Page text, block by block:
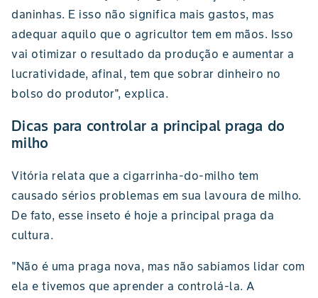
daninhas. E isso não significa mais gastos, mas
adequar aquilo que o agricultor tem em mãos. Isso
vai otimizar o resultado da produção e aumentar a
lucratividade, afinal, tem que sobrar dinheiro no
bolso do produtor", explica.
Dicas para controlar a principal praga do
milho
Vitória relata que a cigarrinha-do-milho tem
causado sérios problemas em sua lavoura de milho.
De fato, esse inseto é hoje a principal praga da
cultura.
"Não é uma praga nova, mas não sabíamos lidar com
ela e tivemos que aprender a controlá-la. A